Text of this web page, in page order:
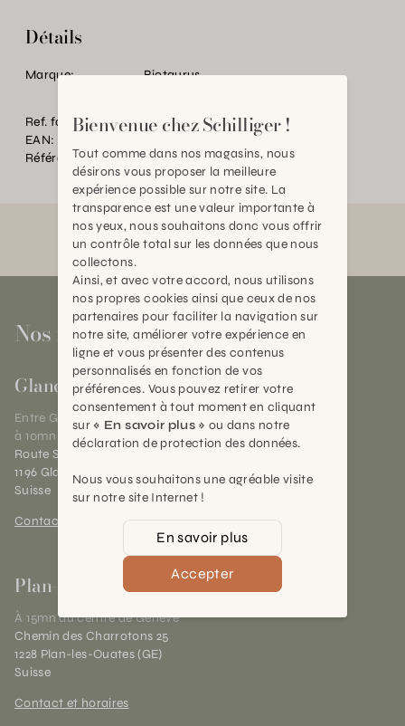
Détails
Marque: Biotaurus
Ref. fournisseur:
6003.517
EAN:
Référence:
TC.P32768.0000.0000.0000
Nos magasins
Gland
Entre Genève et Lausanne,
à 10mn de Nyon
Route Suisse 40
1196 Gland (VD)
Suisse
Contact et horaires
Plan-les-Ouates
À 15mn du centre de Genève
Chemin des Charrotons 25
1228 Plan-les-Ouates (GE)
Suisse
Contact et horaires
Bienvenue chez Schilliger !
Tout comme dans nos magasins, nous
désirons vous proposer la meilleure
expérience possible sur notre site. La
transparence est une valeur importante à
nos yeux, nous souhaitons donc vous offrir
un contrôle total sur les données que nous
collectons.
Ainsi, et avec votre accord, nous utilisons
nos propres cookies ainsi que ceux de nos
partenaires pour faciliter la navigation sur
notre site, améliorer votre expérience en
ligne et vous présenter des contenus
personnalisés en fonction de vos
préférences. Vous pouvez retirer votre
consentement à tout moment en cliquant
sur « En savoir plus » ou dans notre
déclaration de protection des données.
Nous vous souhaitons une agréable visite
sur notre site Internet !
En savoir plus
Accepter